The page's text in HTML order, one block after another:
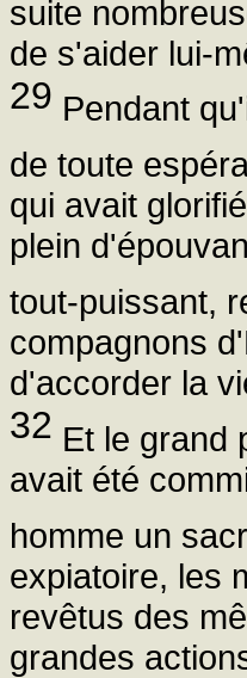
suite
de s'aider lui-
29 Pendant
de toute
qui avait
plein
tout-puissant,
compagnons
d'accorder la
32 Et le grand
avait été
homme un
expiatoire, les
revêtus des
grandes